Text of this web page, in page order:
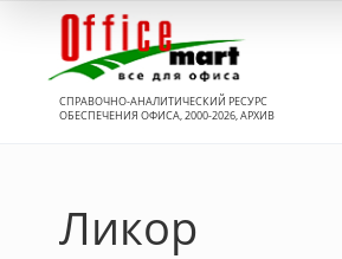
СПРАВОЧНО-АНАЛИТИЧЕСКИЙ РЕСУРС
ОБЕСПЕЧЕНИЯ ОФИСА, 2000-2026, АРХИВ
Ликор